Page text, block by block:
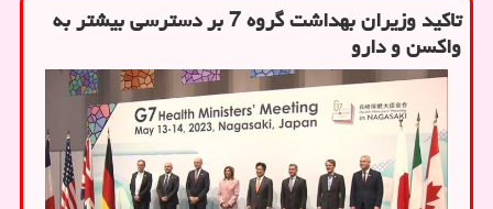
تاکید وزیران بهداشت گروه 7 بر دسترسی بیشتر به
واکسن و دارو